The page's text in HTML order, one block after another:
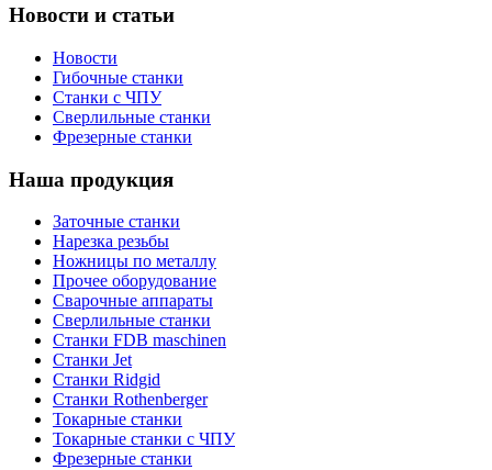
Новости и статьи
Новости
Гибочные станки
Станки с ЧПУ
Сверлильные станки
Фрезерные станки
Наша продукция
Заточные станки
Нарезка резьбы
Ножницы по металлу
Прочее оборудование
Сварочные аппараты
Сверлильные станки
Станки FDB maschinen
Станки Jet
Станки Ridgid
Станки Rothenberger
Токарные станки
Токарные станки с ЧПУ
Фрезерные станки